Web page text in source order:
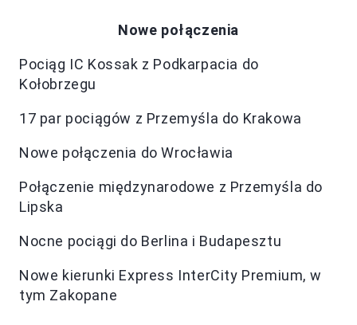
Nowe połączenia
Pociąg IC Kossak z Podkarpacia do
Kołobrzegu
17 par pociągów z Przemyśla do Krakowa
Nowe połączenia do Wrocławia
Połączenie międzynarodowe z Przemyśla do
Lipska
Nocne pociągi do Berlina i Budapesztu
Nowe kierunki Express InterCity Premium, w
tym Zakopane